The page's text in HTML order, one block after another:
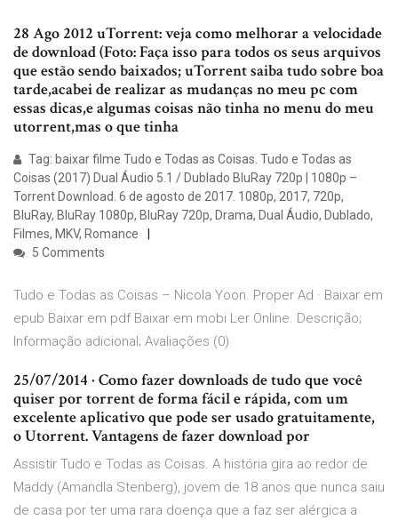
28 Ago 2012 uTorrent: veja como melhorar a velocidade
de download (Foto: Faça isso para todos os seus arquivos
que estão sendo baixados; uTorrent saiba tudo sobre boa
tarde,acabei de realizar as mudanças no meu pc com
essas dicas,e algumas coisas não tinha no menu do meu
utorrent,mas o que tinha
Tag: baixar filme Tudo e Todas as Coisas. Tudo e Todas as
Coisas (2017) Dual Áudio 5.1 / Dublado BluRay 720p | 1080p –
Torrent Download. 6 de agosto de 2017. 1080p, 2017, 720p,
BluRay, BluRay 1080p, BluRay 720p, Drama, Dual Áudio, Dublado,
Filmes, MKV, Romance
5 Comments
Tudo e Todas as Coisas – Nicola Yoon. Proper Ad · Baixar em
epub Baixar em pdf Baixar em mobi Ler Online. Descrição;
Informação adicional; Avaliações (0)
25/07/2014 · Como fazer downloads de tudo que você
quiser por torrent de forma fácil e rápida, com um
excelente aplicativo que pode ser usado gratuitamente,
o Utorrent. Vantagens de fazer download por
Assistir Tudo e Todas as Coisas. A história gira ao redor de
Maddy (Amandla Stenberg), jovem de 18 anos que nunca saiu
de casa por ter uma rara doença que a faz ser alérgica a